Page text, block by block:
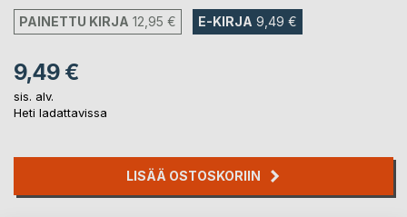
PAINETTU KIRJA 12,95 € E-KIRJA 9,49 €
9,49 €
sis. alv.
Heti ladattavissa
LISÄÄ OSTOSKORIIN